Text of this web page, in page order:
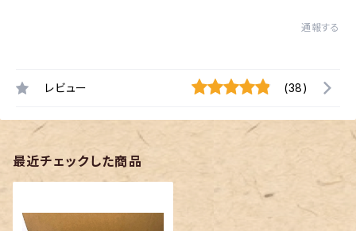
通報する
レビュー (38)
最近チェックした商品